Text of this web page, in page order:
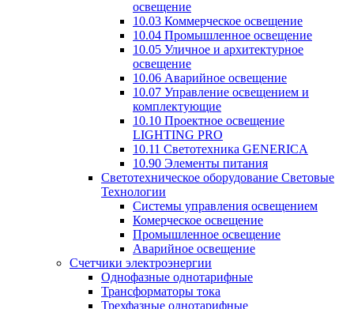
освещение
10.03 Коммерческое освещение
10.04 Промышленное освещение
10.05 Уличное и архитектурное
освещение
10.06 Аварийное освещение
10.07 Управление освещением и
комплектующие
10.10 Проектное освещение
LIGHTING PRO
10.11 Светотехника GENERICA
10.90 Элементы питания
Светотехническое оборудование Световые
Технологии
Системы управления освещением
Комерческое освещение
Промышленное освещение
Аварийное освещение
Счетчики электроэнергии
Однофазные однотарифные
Трансформаторы тока
Трехфазные однотарифные